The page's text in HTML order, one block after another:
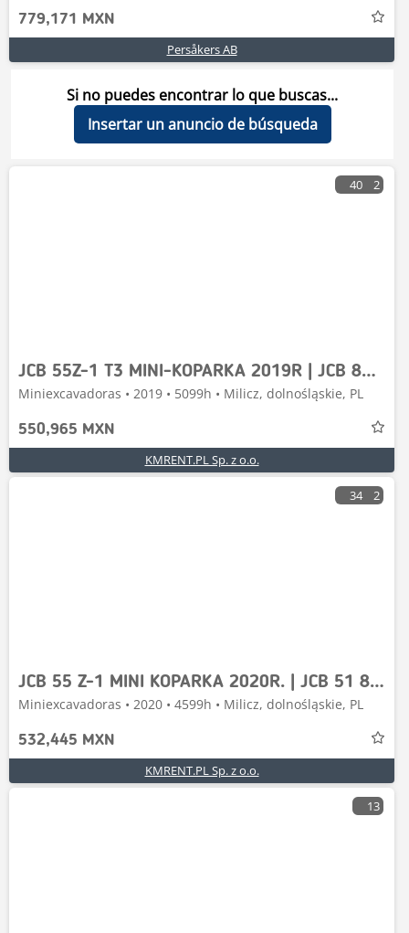
779,171 MXN
Persåkers AB
Si no puedes encontrar lo que buscas...
Insertar un anuncio de búsqueda
40 2
JCB 55Z-1 T3 MINI-KOPARKA 2019R | JCB 8030, 8035, 8040
Miniexcavadoras • 2019 • 5099h • Milicz, dolnośląskie, PL
550,965 MXN
KMRENT.PL Sp. z o.o.
34 2
JCB 55 Z-1 MINI KOPARKA 2020R. | JCB 51 8050 8060 8055
Miniexcavadoras • 2020 • 4599h • Milicz, dolnośląskie, PL
532,445 MXN
KMRENT.PL Sp. z o.o.
13